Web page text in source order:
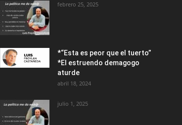
febrero 25, 2025
*“Esta es peor que el tuerto”
*El estruendo demagogo
aturde
abril 18, 2024
julio 1, 2025